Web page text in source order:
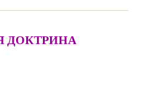
ДОКТРИНА